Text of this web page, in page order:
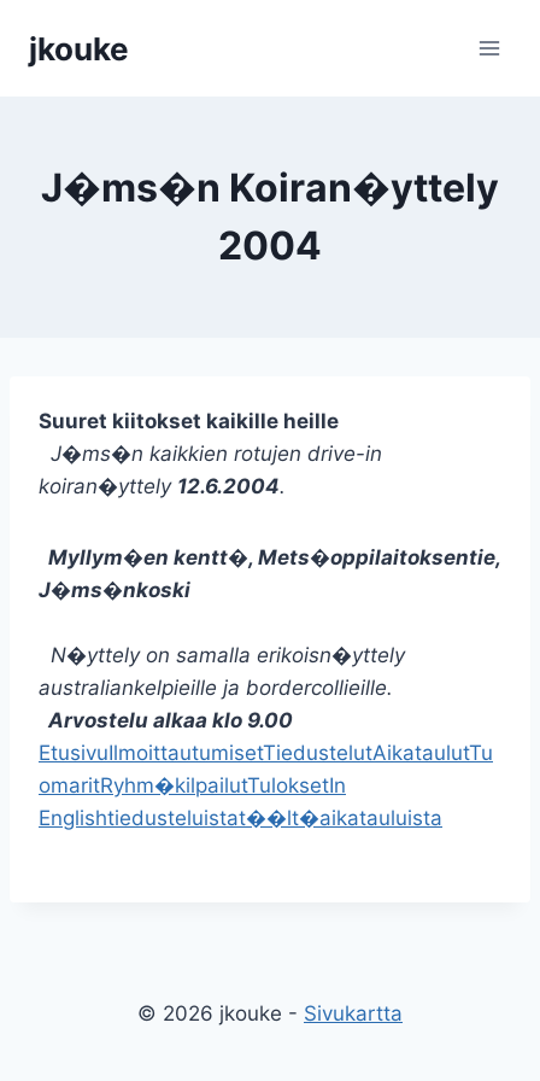
sisältöön
jkouke
J�ms�n Koiran�yttely
2004
Suuret kiitokset kaikille heille
J�ms�n kaikkien rotujen drive-in
koiran�yttely 12.6.2004.
Myllym�en kentt�, Mets�oppilaitoksentie,
J�ms�nkoski
N�yttely on samalla erikoisn�yttely
australiankelpieille ja bordercollieille.
Arvostelu alkaa klo 9.00
EtusivuIlmoittautumisetTiedustelutAikataulutTu
omaritRyhm�kilpailutTuloksetIn
Englishtiedusteluistat��lt�aikatauluista
© 2026 jkouke - Sivukartta